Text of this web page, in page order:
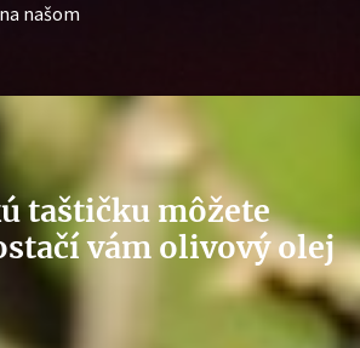
našom
taštičku môžete
vám olivový olej